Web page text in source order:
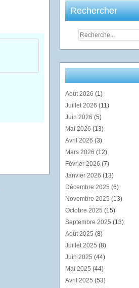
Rechercher
Août 2026 (1)
Juillet 2026 (11)
Juin 2026 (5)
Mai 2026 (13)
Avril 2026 (3)
Mars 2026 (12)
Février 2026 (7)
Janvier 2026 (13)
Décembre 2025 (6)
Novembre 2025 (13)
Octobre 2025 (15)
Septembre 2025 (13)
Août 2025 (8)
Juillet 2025 (8)
Juin 2025 (44)
Mai 2025 (44)
Avril 2025 (53)